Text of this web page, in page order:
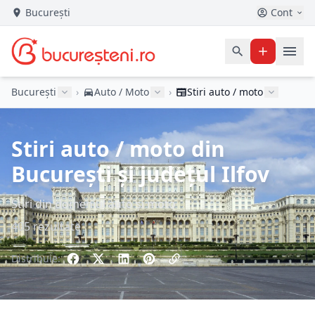
București Cont
București › Auto / Moto › Stiri auto / moto
Stiri auto / moto din
București și județul Ilfov
Știri din domeniul auto și moto
405 rezultate
Distribuie: